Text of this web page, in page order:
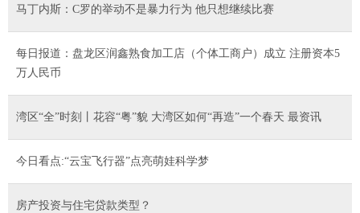
马丁内斯：C罗的举动不是暴力行为 他只想继续比赛
每日报道：盘龙区润鑫熟食加工店（个体工商户）成立 注册资本5
万人民币
湾区“全”时刻丨花容“粤”貌 大湾区如何“再造”一个春天 最资讯
今日看点:“云宝飞行器”点亮萌娃科学梦
房产投资与住宅贷款类型？